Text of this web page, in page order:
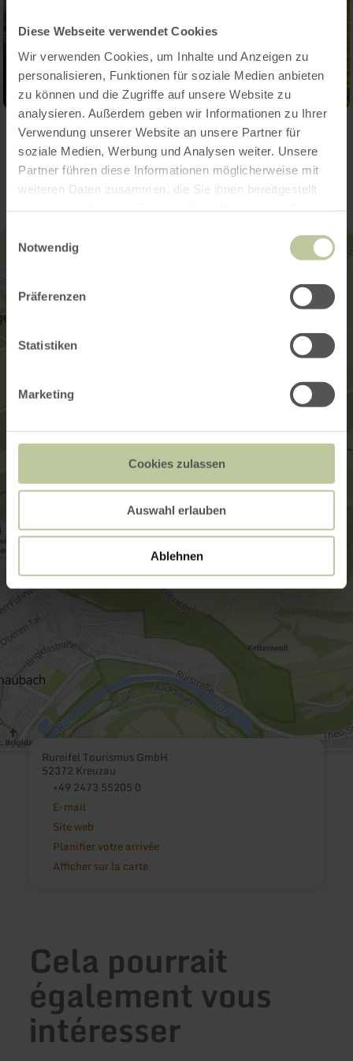
Diese Webseite verwendet Cookies
Wir verwenden Cookies, um Inhalte und Anzeigen zu
personalisieren, Funktionen für soziale Medien anbieten
zu können und die Zugriffe auf unsere Website zu
analysieren. Außerdem geben wir Informationen zu Ihrer
Verwendung unserer Website an unsere Partner für
soziale Medien, Werbung und Analysen weiter. Unsere
Partner führen diese Informationen möglicherweise mit
weiteren Daten zusammen, die Sie ihnen bereitgestellt
Notwendig
Präferenzen
Statistiken
Marketing
Cookies zulassen
Auswahl erlauben
Ablehnen
Contact
Rureifel Tourismus GmbH
52372 Kreuzau
+49 2473 55205 0
E-mail
Site web
Planifier votre arrivée
Afficher sur la carte
Cela pourrait
également vous
intéresser